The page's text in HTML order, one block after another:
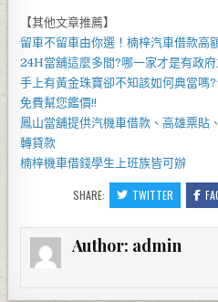
【其他文章推薦】
留車不留車由你選！楠梓汽車借款高
24H當舖這麼多間?哪一家才是有政
手上有黃金珠寶卻不知該如何典當嗎?
免費幫您鑑價!!
鳳山當舖提供汽機車借款、高雄票貼
轉貸款
楠梓機車借錢學生上班族皆可辦
SHARE: TWITTER
Author: admin